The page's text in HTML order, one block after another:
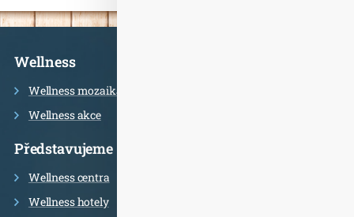
Informace
Wellness
Wellness mozaika
Wellness akce
Představujeme
Wellness centra
Wellness hotely